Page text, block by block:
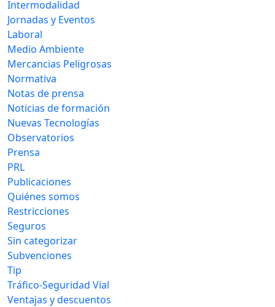
Intermodalidad
Jornadas y Eventos
Laboral
Medio Ambiente
Mercancias Peligrosas
Normativa
Notas de prensa
Noticias de formación
Nuevas Tecnologías
Observatorios
Prensa
PRL
Publicaciones
Quiénes somos
Restricciones
Seguros
Sin categorizar
Subvenciones
Tip
Tráfico-Seguridad Vial
Ventajas y descuentos